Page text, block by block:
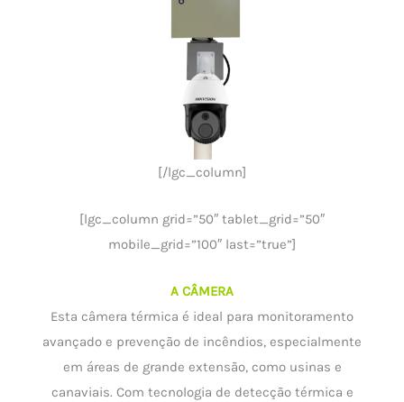
[/lgc_column]
[lgc_column grid=”50″ tablet_grid=”50″
mobile_grid=”100″ last=”true”]
A CÂMERA
Esta câmera térmica é ideal para monitoramento
avançado e prevenção de incêndios, especialmente
em áreas de grande extensão, como usinas e
canaviais. Com tecnologia de detecção térmica e